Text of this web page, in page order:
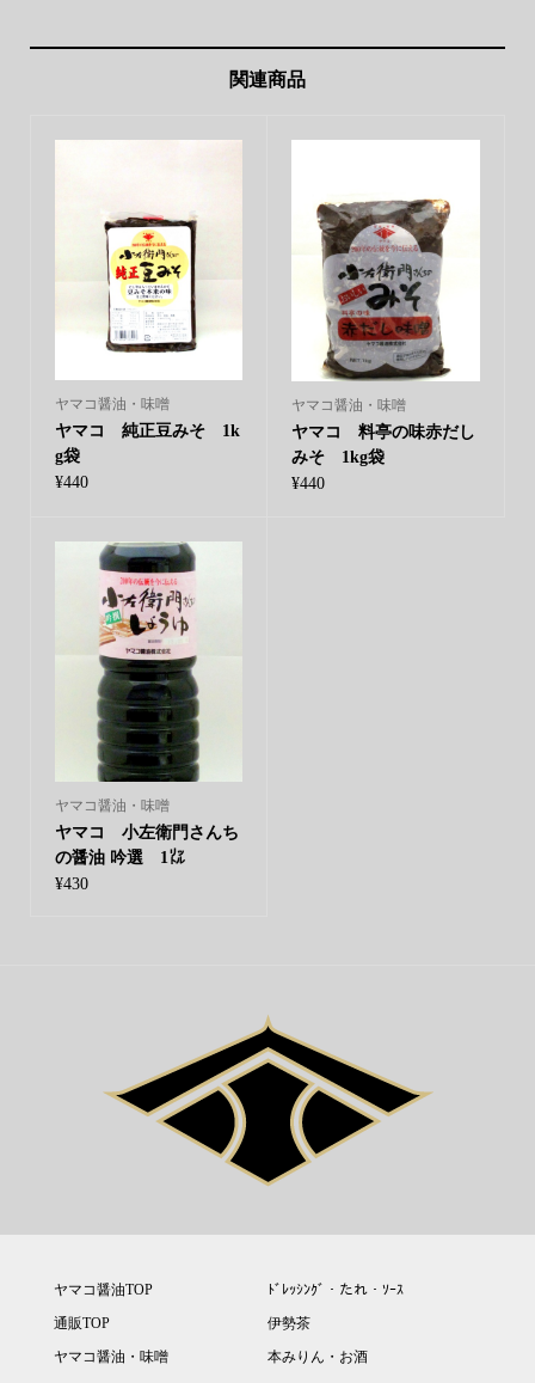
関連商品
ヤマコ醤油・味噌
ヤマコ 純正豆みそ 1k
g袋
¥440
ヤマコ醤油・味噌
ヤマコ 料亭の味赤だし
みそ 1kg袋
¥440
ヤマコ醤油・味噌
ヤマコ 小左衛門さんち
の醤油 吟選 1㍑
¥430
ヤマコ醤油TOP
通販TOP
ヤマコ醤油・味噌
ﾄﾞﾚｯｼﾝｸﾞ・たれ・ｿｰｽ
伊勢茶
本みりん・お酒